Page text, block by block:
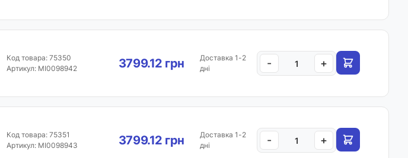
Код товара: 75350
Артикул: MI0098942
3799.12 грн
Доставка 1-2
дні
- +
Код товара: 75351
Артикул: MI0098943
3799.12 грн
Доставка 1-2
дні
- +